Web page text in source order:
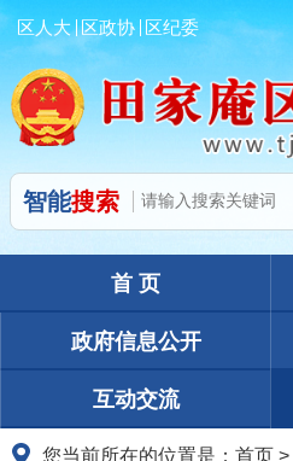
区人大 区政协 区纪委
智能搜索
首 页
政府信息公开
互动交流
您当前所在的位置是： 首页 >